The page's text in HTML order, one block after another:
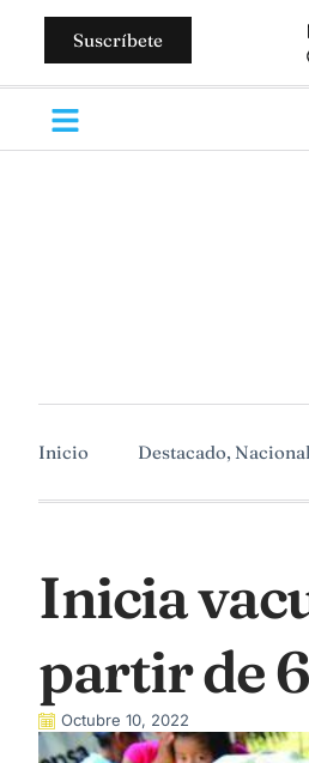
Suscríbete
Inicio Destacado,
Inicia
partir de
Octubre 10, 2022